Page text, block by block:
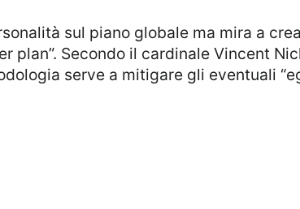
Secondo il cardinale Vincent
serve a mitigare gli eventuali